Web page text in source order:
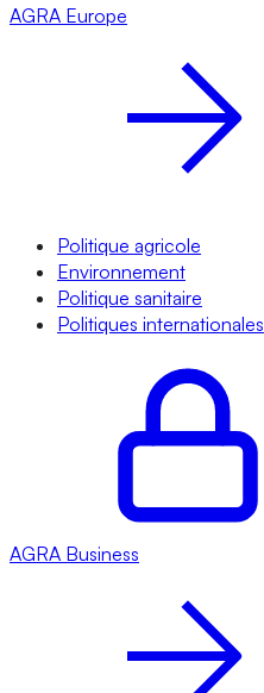
AGRA Europe
Politique agricole
Environnement
Politique sanitaire
Politiques internationales
AGRA Business